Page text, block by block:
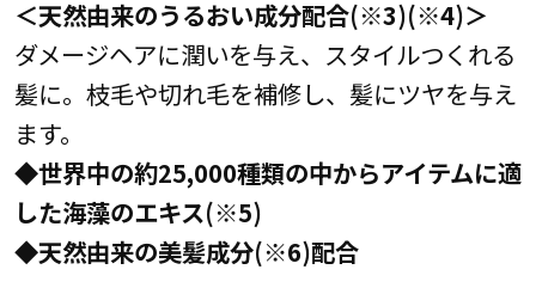
＜天然由来のうるおい成分配合(※3)(※4)＞
ダメージヘアに潤いを与え、スタイルつくれる
髪に。枝毛や切れ毛を補修し、髪にツヤを与え
ます。
◆世界中の約25,000種類の中からアイテムに適
した海藻のエキス(※5)
◆天然由来の美髪成分(※6)配合